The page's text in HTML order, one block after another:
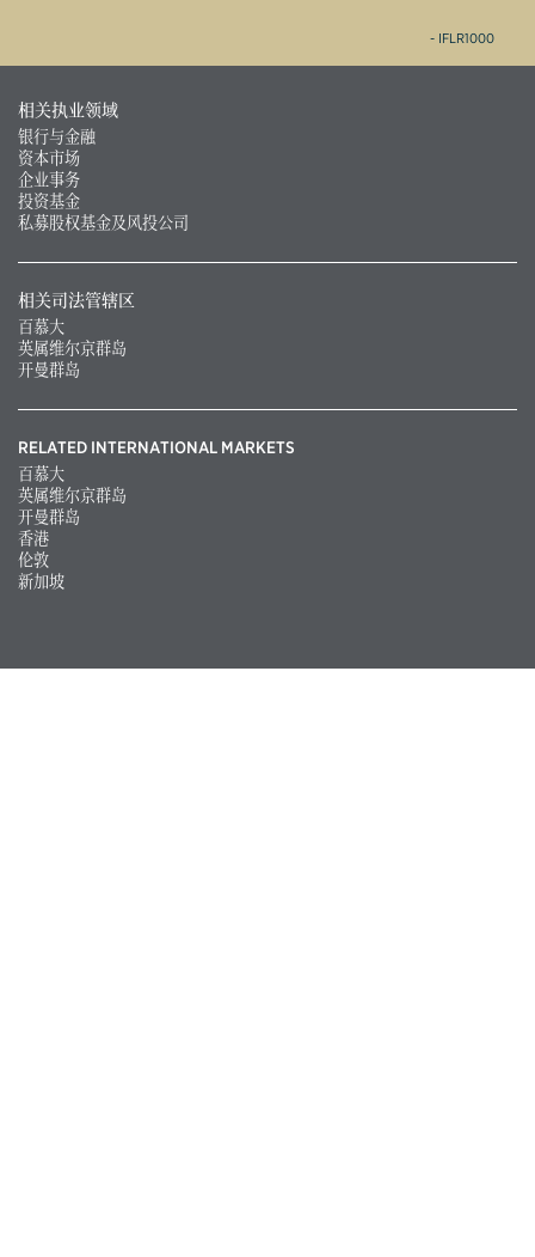
- IFLR1000
相关执业领域
银行与金融
资本市场
企业事务
投资基金
私募股权基金及风投公司
相关司法管辖区
百慕大
英属维尔京群岛
开曼群岛
RELATED INTERNATIONAL MARKETS
百慕大
英属维尔京群岛
开曼群岛
香港
伦敦
新加坡